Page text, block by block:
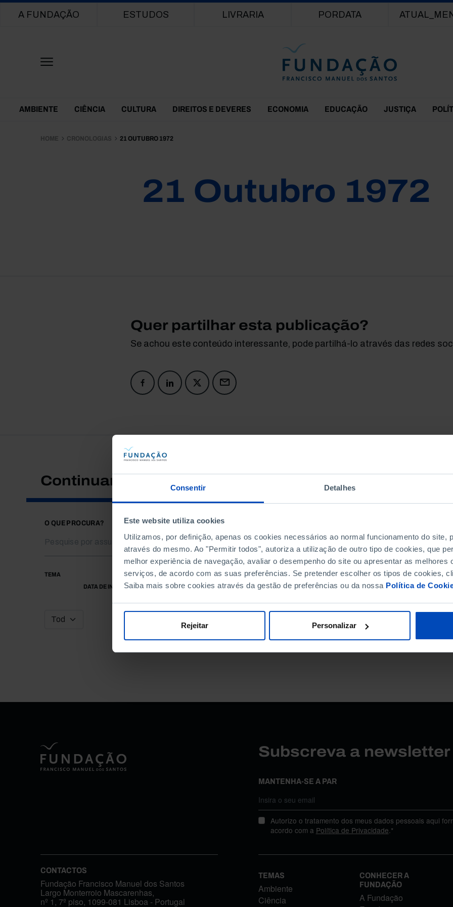
Consentir Detalhes
Este website utiliza cookies
Utilizamos, por definição, apenas os cookies necessários ao normal funcionamento do site,
através do mesmo. Ao "Permitir todos", autoriza a utilização de outro tipo de cookies, que
melhor experiência de navegação, avaliar o desempenho do site ou apresentar as melhores
serviços, de acordo com as suas preferências. Se pretender escolher os tipos de cookies,
Saiba mais sobre cookies através da gestão de preferências ou da nossa Política de
Rejeitar Personalizar
Main navigation
A FUNDAÇÃO ESTUDOS LIVRARIA PORDATA
Themes Menu
AMBIENTE CIÊNCIA CULTURA DIREITOS E DEVERES ECONOMIA EDUCAÇÃO JUSTIÇA
HOME CRONOLOGIAS 21 OUTUBRO 1972
21 Outubro 1972
Quer partilhar esta publicação?
Se achou este conteúdo interessante, pode partilhá-lo através das redes
Continuar a pesquisar
O QUE PROCURA?
TEMA
DATA DE INÍCIO
DATA DE FIM
Subscreva a
MANTENHA-SE A PAR
Autorizo o tratamento dos meus dados pessoais aqui
acordo com a Política de Privacidade.*
CONTACTOS
Fundação Francisco Manuel dos Santos
Largo Monterroio Mascarenhas,
nº 1, 7º piso, 1099-081 Lisboa - Portugal
TEMAS
Ambiente
Ciência
CONHECER A
FUNDAÇÃO
A Fundação